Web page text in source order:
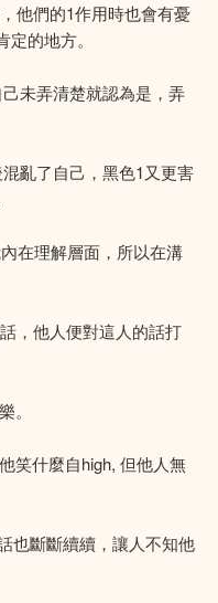
他們的1作用時也會有憂
的地方。
未弄清楚就認為是，弄
亂了自己，黑色1又更害
在理解層面，所以在溝
，他人便對這人的話打
。
笑什麼自high, 但他人無
也斷斷續續，讓人不知他